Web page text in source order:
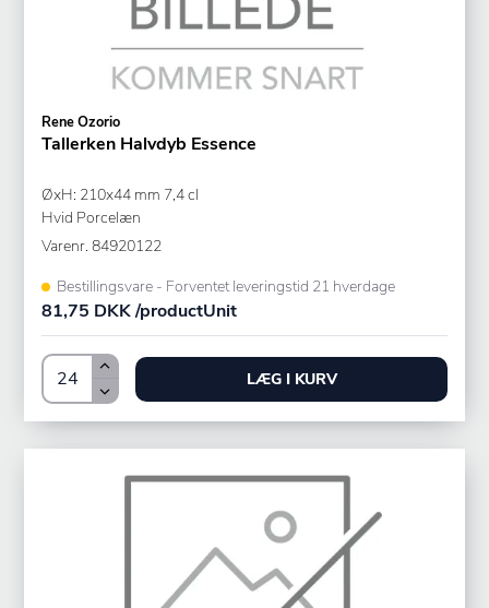
Rene Ozorio
Tallerken Halvdyb Essence
ØxH: 210x44 mm 7,4 cl
Hvid Porcelæn
Varenr. 84920122
Bestillingsvare - Forventet leveringstid 21 hverdage
81,75 DKK /productUnit
LÆG I KURV